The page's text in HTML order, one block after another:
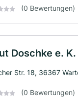
(0 Bewertungen)
Doschke e. K.
Str. 18, 36367
(0 Bewertungen)